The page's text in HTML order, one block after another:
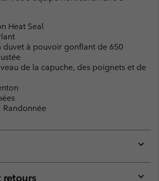
Heat Seal
duvet à pouvoir gonflant de 650
de la capuche, des poignets et de
Randonnée
or